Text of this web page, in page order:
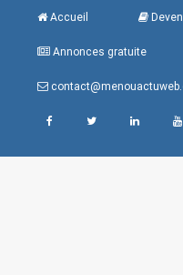
Accueil
Annonces gratuite